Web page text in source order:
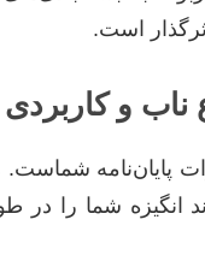
است.
و کاربردی
پایان‌نامه
انگیزه شما را